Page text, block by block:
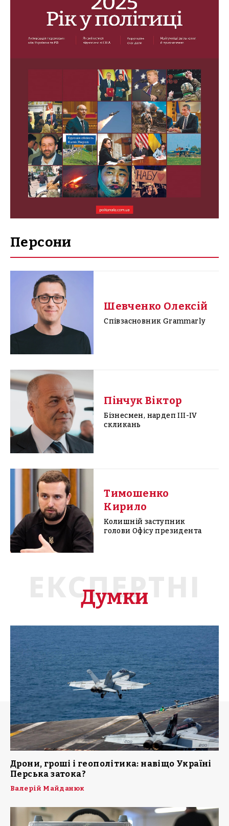
Персони
Шевченко Олексій
Співзасновник Grammarly
Пінчук Віктор
Бізнесмен, нардеп III-IV
скликань
Тимошенко
Кирило
Колишній заступник
голови Офісу президента
ЕКСПЕРТНІ
Думки
Дрони, гроші і геополітика: навіщо Україні
Перська затока?
Валерій Майданюк